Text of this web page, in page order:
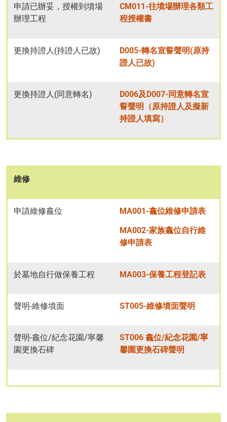
申請已辦妥，授權到墳場
辦理工程
CM011-往墳場辦理各類工
程授權書
更換持證人(持證人已故)
D005-轉名宣誓聲明(原持
證人已故)
更換持證人(同意轉名)
D006及D007-同意轉名宣
誓聲明（原持證人及擬新
持證人填寫）
維修
申請維修龕位 MA001-龕位維修申請表
MA002-家族龕位自行維
修申請表
於墓地自行做保養工程 MA003-保養工程登記表
聲明-維修墳面 ST005-維修墳面聲明
聲明-龕位/紀念花園/寧馨
園更換石碑
ST006 龕位/紀念花園/寧
馨園更換石碑聲明